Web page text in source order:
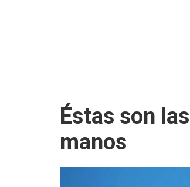
Éstas son
manos